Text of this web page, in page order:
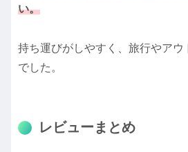
い。
持ち運びがしやすく、旅行やアウ
でした。
レビューまとめ